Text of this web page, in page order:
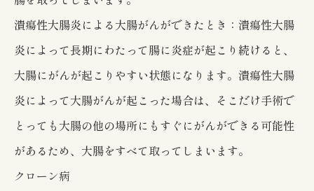
潰瘍性大腸炎による大腸がんができたとき：潰瘍性大腸
炎によって長期にわたって腸に炎症が起こり続けると、
大腸にがんが起こりやすい状態になります。潰瘍性大腸
炎によって大腸がんが起こった場合は、そこだけ手術で
とっても大腸の他の場所にもすぐにがんができる可能性
があるため、大腸をすべて取ってしまいます。
クローン病